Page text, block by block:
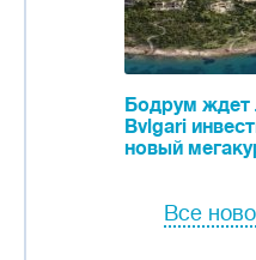
Бодрум ждет
Bvlgari
новый
Все